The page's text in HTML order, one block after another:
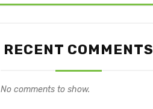
RECENT COMMENTS
No comments to show.